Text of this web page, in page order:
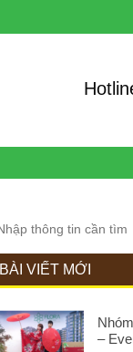
BÀI VIẾT MỚI
–